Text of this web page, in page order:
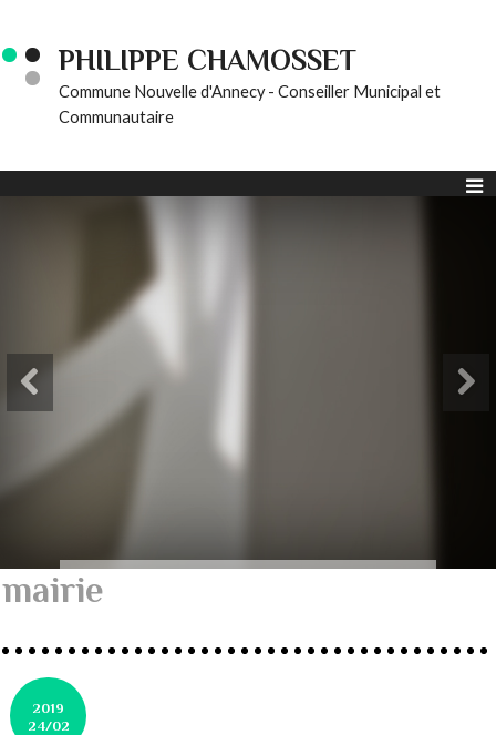
PHILIPPE CHAMOSSET
Commune Nouvelle d'Annecy - Conseiller Municipal et
Communautaire
mairie
2019
24/02